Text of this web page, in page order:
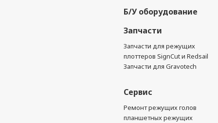
Б/У оборудование
Запчасти
Запчасти для режущих
плоттеров SignCut и Redsail
Запчасти для Gravotech
Сервис
Ремонт режущих голов
планшетных режущих